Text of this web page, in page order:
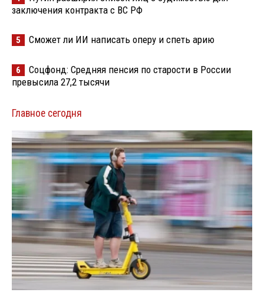
заключения контракта с ВС РФ
5 Сможет ли ИИ написать оперу и спеть арию
6
Соцфонд: Средняя пенсия по старости в России
превысила 27,2 тысячи
Главное сегодня